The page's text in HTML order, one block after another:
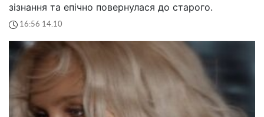
зізнання та епічно повернулася до старого.
16:56 14.10